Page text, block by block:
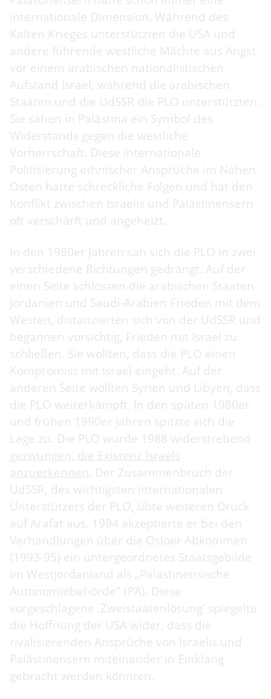
internationale Dimension. Während des
Kalten Krieges unterstützten die USA und
andere führende westliche Mächte aus Angst
vor einem arabischen nationalistischen
Aufstand Israel, während die arabischen
Staaten und die UdSSR die PLO unterstützten.
Sie sahen in Palästina ein Symbol des
Widerstands gegen die westliche
Vorherrschaft. Diese internationale
Politisierung ethnischer Ansprüche im Nahen
Osten hatte schreckliche Folgen und hat den
Konflikt zwischen Israelis und Palästinensern
oft verschärft und angeheizt.
In den 1980er Jahren sah sich die PLO in zwei
verschiedene Richtungen gedrängt. Auf der
einen Seite schlossen die arabischen Staaten
Jordanien und Saudi-Arabien Frieden mit dem
Westen, distanzierten sich von der UdSSR und
begannen vorsichtig, Frieden mit Israel zu
schließen. Sie wollten, dass die PLO einen
Kompromiss mit Israel eingeht. Auf der
anderen Seite wollten Syrien und Libyen, dass
die PLO weiterkämpft. In den späten 1980er
und frühen 1990er Jahren spitzte sich die
Lage zu. Die PLO wurde 1988 widerstrebend
gezwungen, die Existenz Israels
anzuerkennen. Der Zusammenbruch der
UdSSR, des wichtigsten internationalen
Unterstützers der PLO, übte weiteren Druck
auf Arafat aus. 1994 akzeptierte er bei den
Verhandlungen über die Osloer Abkommen
(1993-95) ein untergeordnetes Staatsgebilde
im Westjordanland als „Palästinensische
Autonomiebehörde" (PA). Diese
vorgeschlagene ‚Zweistaatenlösung' spiegelte
die Hoffnung der USA wider, dass die
rivalisierenden Ansprüche von Israelis und
Palästinensern miteinander in Einklang
gebracht werden könnten.